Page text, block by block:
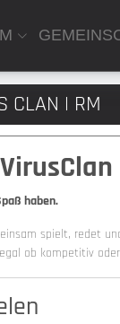
CLAN | RM
VirusClan
haben.
spielt, redet
ob kompetitiv